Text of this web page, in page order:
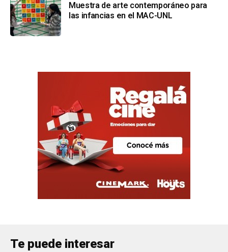
Muestra de arte contemporáneo para
las infancias en el MAC-UNL
Te puede interesar